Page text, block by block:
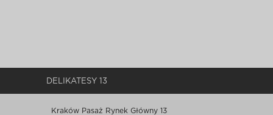
DELIKATESY 13
Kraków Pasaż Rynek Główny 13